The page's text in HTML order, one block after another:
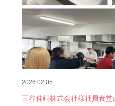
2026.02.05
三谷伸銅株式会社様社員食